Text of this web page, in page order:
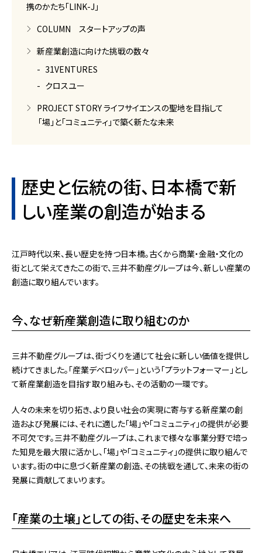
携のかたち「LINK-J」
COLUMN スタートアップの声
新産業創造に向けた挑戦の数々
31VENTURES
クロスユー
PROJECT STORY ライフサイエンスの聖地を目指して
「場」と「コミュニティ」で築く新たな未来
歴史と伝統の街、日本橋で新
しい産業の創造が始まる
江戸時代以来、長い歴史を持つ日本橋。古くから商業・金融・文化の
街として栄えてきたこの街で、三井不動産グループは今、新しい産業の
創造に取り組んでいます。
今、なぜ新産業創造に取り組むのか
三井不動産グループは、街づくりを通じて社会に新しい価値を提供し
続けてきました。「産業デベロッパー」という「プラットフォーマー」とし
て新産業創造を目指す取り組みも、その活動の一環です。
人々の未来を切り拓き、より良い社会の実現に寄与する新産業の創
造および発展には、それに適した「場」や「コミュニティ」の提供が必要
不可欠です。三井不動産グループは、これまで様々な事業分野で培っ
た知見を最大限に活かし、「場」や「コミュニティ」の提供に取り組んで
います。街の中に息づく新産業の創造、その挑戦を通して、未来の街の
発展に貢献してまいります。
「産業の土壌」としての街、その歴史を未来へ